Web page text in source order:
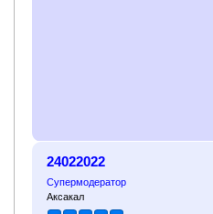
24022022
Супермодератор
Аксакал